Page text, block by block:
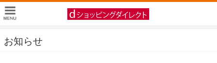
お知らせ